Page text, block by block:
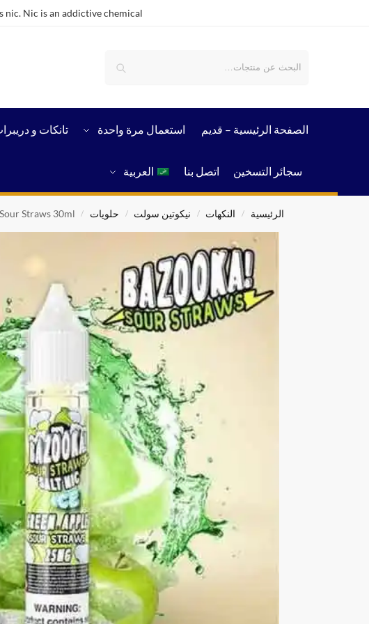
Nic is an addictive chemical.
الصفحة الرئيسية – قدیم استعمال مرة واحدة تانكات و
سجائر التسخين اتصل بنا العربية
الرئيسية / النكهات / نيكوتين سولت / حلويات /
Straws 30ml